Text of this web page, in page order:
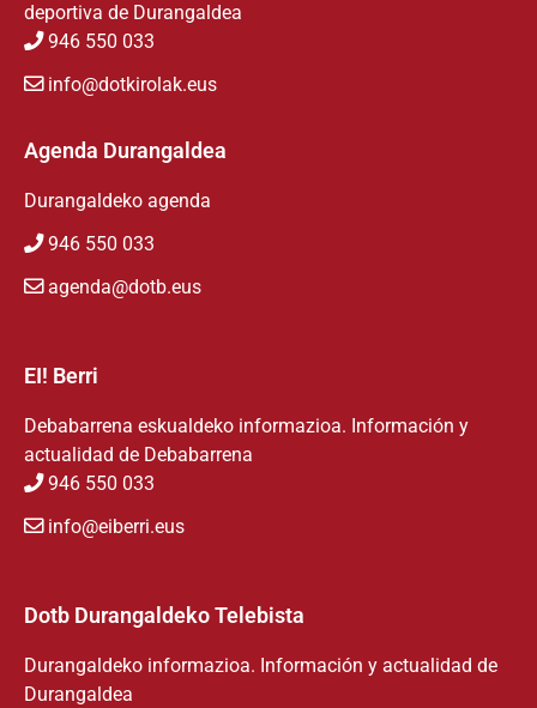
deportiva de Durangaldea
946 550 033
info@dotkirolak.eus
Agenda Durangaldea
Durangaldeko agenda
946 550 033
agenda@dotb.eus
EI! Berri
Debabarrena eskualdeko informazioa. Información y
actualidad de Debabarrena
946 550 033
info@eiberri.eus
Dotb Durangaldeko Telebista
Durangaldeko informazioa. Información y actualidad de
Durangaldea